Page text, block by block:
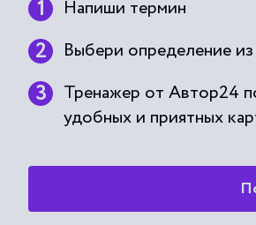
Напиши термин
Выбери определение
Тренажер от Автор24
удобных и приятных